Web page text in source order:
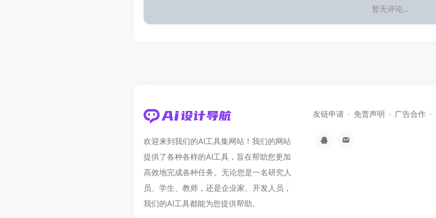
暂无评论...
欢迎来到我们的AI工具集网站！我们的网站
提供了各种各样的AI工具，旨在帮助您更加
高效地完成各种任务。无论您是一名研究人
员、学生、教师，还是企业家、开发人员，
我们的AI工具都能为您提供帮助。
友链申请 免责声明 广告合作